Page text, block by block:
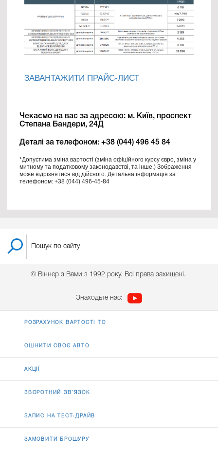
ЗАВАНТАЖИТИ ПРАЙС-ЛИСТ
Чекаємо на вас за адресою: м. Київ, проспект
Степана Бандери, 24Д
Деталі за телефоном: +38 (044) 496 45 84
*Допустима зміна вартості (зміна офіційного курсу євро, зміна у
митному та податковому законодавстві, та інше.) Зображення
може відрізнятися від дійсного. Детальна інформація за
телефоном: +38 (044) 496-45-84
© Віннер з Вами з 1992 року. Всі права захищені.
Знаходьте нас:
РОЗРАХУНОК ВАРТОСТІ ТО
ОЦІНИТИ СВОЄ АВТО
АКЦІЇ
ЗВОРОТНИЙ ЗВ’ЯЗОК
ЗАПИС НА ТЕСТ-ДРАЙВ
ЗАМОВИТИ БРОШУРУ